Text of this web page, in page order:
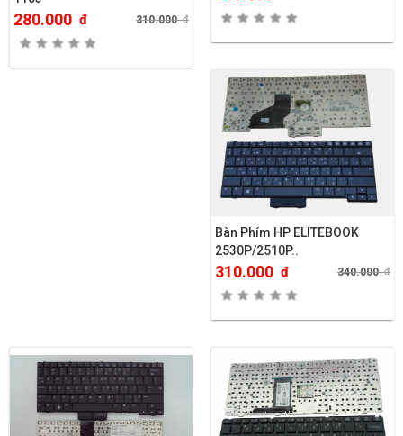
280.000 đ 310.000đ
Bàn Phím HP ELITEBOOK
2530P/2510P..
310.000 đ 340.000đ